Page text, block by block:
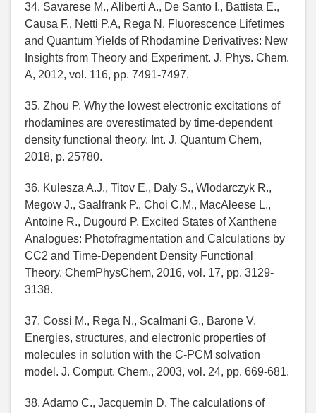
34. Savarese M., Aliberti A., De Santo I., Battista E.,
Causa F., Netti P.A, Rega N. Fluorescence Lifetimes
and Quantum Yields of Rhodamine Derivatives: New
Insights from Theory and Experiment. J. Phys. Chem.
A, 2012, vol. 116, pp. 7491-7497.
35. Zhou P. Why the lowest electronic excitations of
rhodamines are overestimated by time-dependent
density functional theory. Int. J. Quantum Chem,
2018, p. 25780.
36. Kulesza A.J., Titov E., Daly S., Wlodarczyk R.,
Megow J., Saalfrank P., Choi C.M., MacAleese L.,
Antoine R., Dugourd P. Excited States of Xanthene
Analogues: Photofragmentation and Calculations by
CC2 and Time-Dependent Density Functional
Theory. ChemPhysChem, 2016, vol. 17, pp. 3129-
3138.
37. Cossi M., Rega N., Scalmani G., Barone V.
Energies, structures, and electronic properties of
molecules in solution with the C-PCM solvation
model. J. Comput. Chem., 2003, vol. 24, pp. 669-681.
38. Adamo C., Jacquemin D. The calculations of